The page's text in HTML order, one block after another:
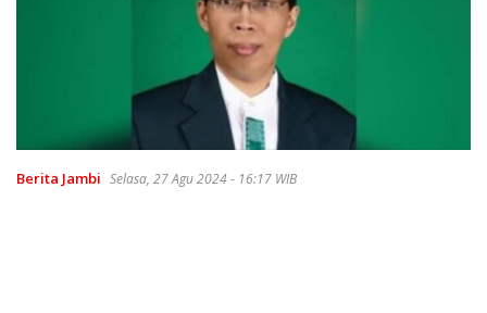
Berita Jambi Selasa, 27 Agu 2024 - 16:17 WIB